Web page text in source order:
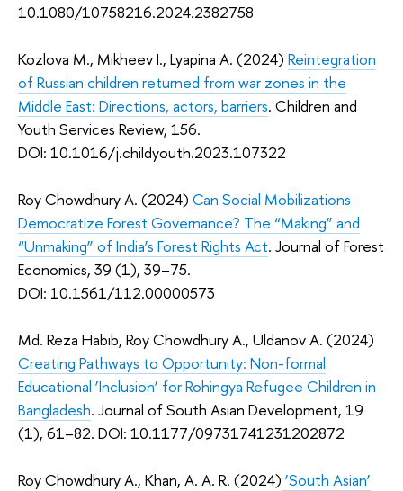
10.1080/10758216.2024.2382758
Kozlova M., Mikheev I., Lyapina A. (2024) Reintegration
of Russian children returned from war zones in the
Middle East: Directions, actors, barriers. Children and
Youth Services Review, 156.
DOI: 10.1016/j.childyouth.2023.107322
Roy Chowdhury A. (2024) Can Social Mobilizations
Democratize Forest Governance? The “Making” and
“Unmaking” of India’s Forest Rights Act. Journal of Forest
Economics, 39 (1), 39–75.
DOI: 10.1561/112.00000573
Md. Reza Habib, Roy Chowdhury A., Uldanov A. (2024)
Creating Pathways to Opportunity: Non-formal
Educational ‘Inclusion’ for Rohingya Refugee Children in
Bangladesh. Journal of South Asian Development, 19
(1), 61–82. DOI: 10.1177/09731741231202872
Roy Chowdhury A., Khan, A. A. R. (2024) ‘South Asian’